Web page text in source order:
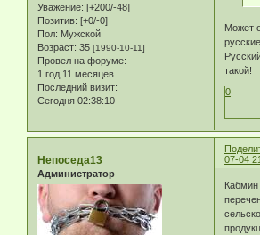
Уважение: [+200/-48]
Позитив: [+0/-0]
Пол: Мужской
Возраст: 35 [1990-10-11]
Провел на форуме:
1 год 11 месяцев
Последний визит:
Сегодня 02:38:10
Может
такой!
0
07-04
Непоседа13
Администратор